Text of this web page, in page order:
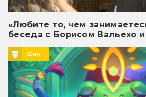
«Любите то, чем
беседа с Борисом Вальехо
Фан